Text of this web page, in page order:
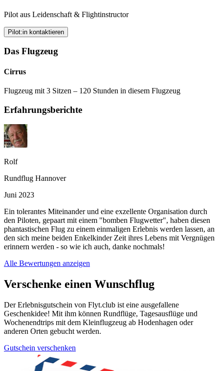
Pilot aus Leidenschaft & Flightinstructor
Pilot:in kontaktieren
Das Flugzeug
Cirrus
Flugzeug mit 3 Sitzen – 120 Stunden in diesem Flugzeug
Erfahrungsberichte
Rolf
Rundflug Hannover
Juni 2023
Ein tolerantes Miteinander und eine exzellente Organisation durch
den Piloten, gepaart mit einem "bomben Flugwetter", haben diesen
phantastischen Flug zu einem einmaligen Erlebnis werden lassen, an
den sich meine beiden Enkelkinder Zeit ihres Lebens mit Vergnügen
erinnern werden - so wie ich auch, danke nochmals!
Alle Bewertungen anzeigen
Verschenke einen Wunschflug
Der Erlebnisgutschein von Flyt.club ist eine ausgefallene
Geschenkidee! Mit ihm können Rundflüge, Tagesausflüge und
Wochenendtrips mit dem Kleinflugzeug ab Hodenhagen oder
anderen Orten gebucht werden.
Gutschein verschenken